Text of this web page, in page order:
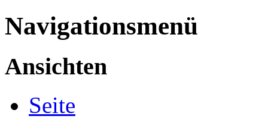
Navigationsmenü
Ansichten
Seite